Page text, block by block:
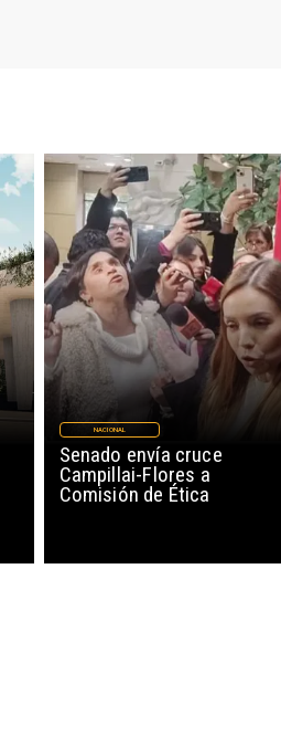
Senado envía cruce
Campillai-Flores a
Comisión de Ética
NACIONAL